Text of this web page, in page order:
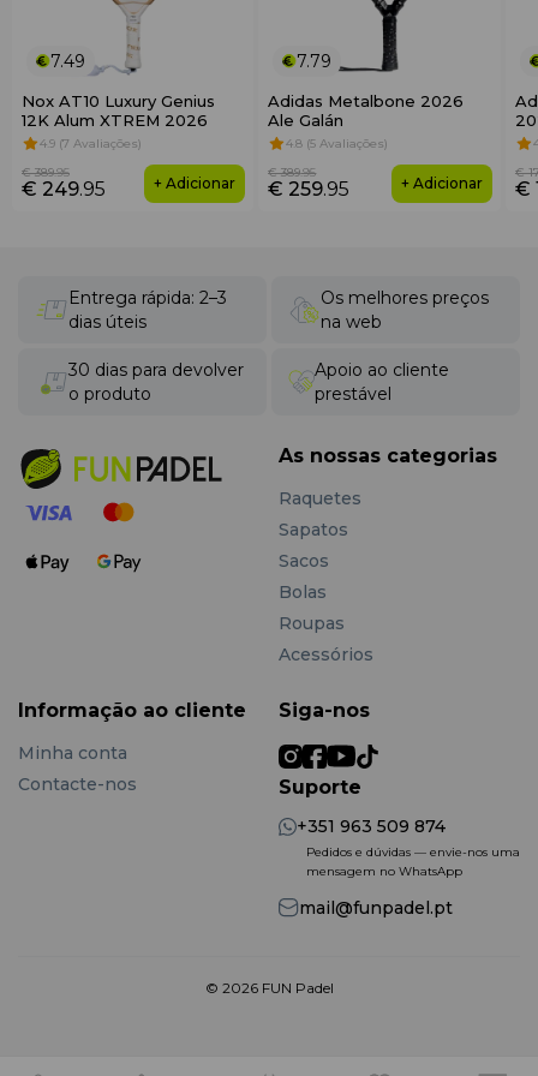
Porquê escolher o Bullpadel BPN26002
D.Case Black?
É a escolha ideal para jogadores que valorizam a
organização. Ao contrário dos necessaires domésticos
comuns, o D.Case está adaptado às condições dos clubes
desportivos: é resistente ao desgaste, compacto e
complementa perfeitamente os seus sacos Bullpadel
principais em estilo e cor.
7.49
Nox AT10 Luxury Genius
12K Alum XTREM 2026
4.9 (7 Avaliações)
€ 249.95
€ 389.95
+ Adicionar
7.79
Adidas Metalbone 2026
Ale Galán
4.8 (5 Avaliações)
€ 259.95
€ 389.95
+ Adicionar €
€
Entrega rápida: 2–3
dias úteis
Os melhores preços
na web
30 dias para devolver
o produto
Apoio ao cliente
prestável
As nossas categorias
Raquetes
Sapatos
Sacos
Bolas
Roupas
Acessórios
Informação ao cliente
Minha conta
Contacte-nos
Siga-nos
Suporte
+351 963 509 874
Pedidos e dúvidas — envie-nos uma
mensagem no WhatsApp
mail@funpadel.pt
© 2026 FUN Padel